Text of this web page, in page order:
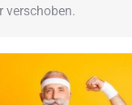
verschoben.